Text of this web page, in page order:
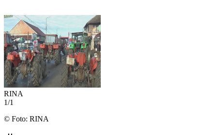
RINA
1/1
© Foto: RINA